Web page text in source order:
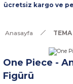
kargo ve
Anasayfa TEMA
One Piece -
Figürü